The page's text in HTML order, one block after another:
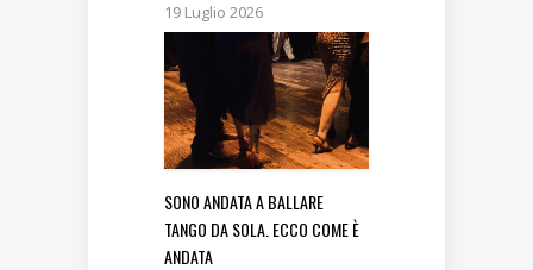
19 Luglio 2026
SONO ANDATA A BALLARE
TANGO DA SOLA. ECCO COME È
ANDATA